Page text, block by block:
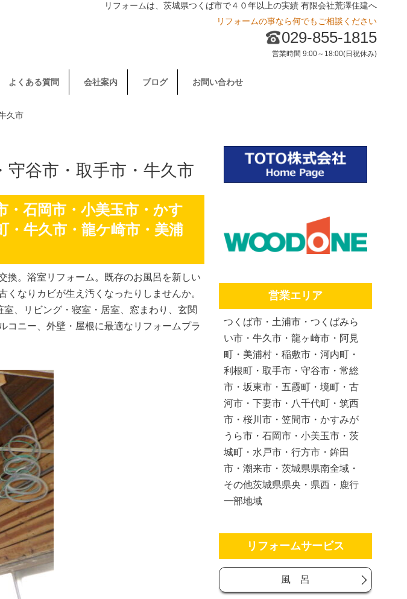
リフォームは、茨城県つくば市で４０年以上の実績 有限会社荒澤住建へ
リフォームの事なら何でもご相談ください
029-855-1815
営業時間 9:00～18:00(日祝休み)
よくある質問 会社案内 ブログ お問い合わせ
久市
谷市・取手市・牛久市
・石岡市・小美玉市・かす
・牛久市・龍ケ崎市・美浦
換。浴室リフォーム。既存のお風呂を新しい
なりカビが生え汚くなったりしませんか。
、リビング・寝室・居室、窓まわり、玄関
コニー、外壁・屋根に最適なリフォームプラ
営業エリア
つくば市・土浦市・つくばみら
い市・牛久市・龍ヶ崎市・阿見
町・美浦村・稲敷市・河内町・
利根町・取手市・守谷市・常総
市・坂東市・五霞町・境町・古
河市・下妻市・八千代町・筑西
市・桜川市・笠間市・かすみが
うら市・石岡市・小美玉市・茨
城町・水戸市・行方市・鉾田
市・潮来市・茨城県県南全域・
その他茨城県県央・県西・鹿行
一部地域
リフォームサービス
風 呂